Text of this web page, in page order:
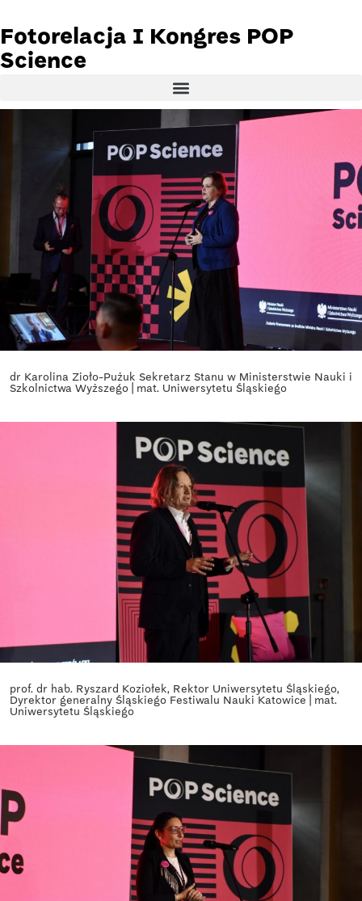
Fotorelacja I Kongres POP
Science
dr Karolina Zioło-Pużuk Sekretarz Stanu w Ministerstwie Nauki i
Szkolnictwa Wyższego | mat. Uniwersytetu Śląskiego
prof. dr hab. Ryszard Koziołek, Rektor Uniwersytetu Śląskiego,
Dyrektor generalny Śląskiego Festiwalu Nauki Katowice | mat.
Uniwersytetu Śląskiego